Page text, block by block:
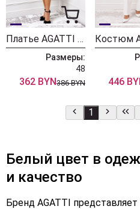
Платье AGATTI 5888 черный+белым горохом
Размеры:
48
362 BYN386 BYN 446
1
Белый цвет в
и качество
Бренд AGATTI